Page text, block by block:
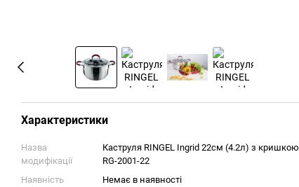
Характеристики
Назва
модифікації
Каструля RINGEL Ingrid 22см (4.2л) з кришкою
RG-2001-22
Наявність
Немає в наявності